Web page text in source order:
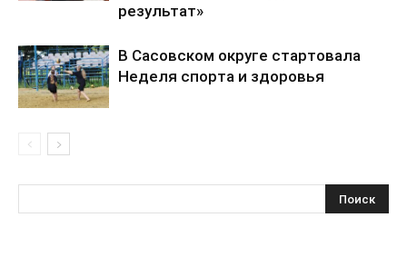
результат»
В Сасовском округе стартовала
Неделя спорта и здоровья